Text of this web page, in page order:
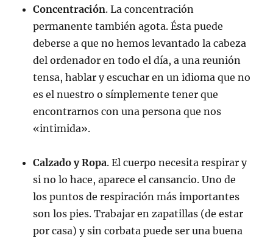
Concentración. La concentración
permanente también agota. Ésta puede
deberse a que no hemos levantado la cabeza
del ordenador en todo el día, a una reunión
tensa, hablar y escuchar en un idioma que no
es el nuestro o símplemente tener que
encontrarnos con una persona que nos
«intimida».
Calzado y Ropa. El cuerpo necesita respirar y
si no lo hace, aparece el cansancio. Uno de
los puntos de respiración más importantes
son los pies. Trabajar en zapatillas (de estar
por casa) y sin corbata puede ser una buena